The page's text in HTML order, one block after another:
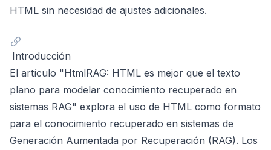
HTML sin necesidad de ajustes adicionales.
Introducción
El artículo "HtmlRAG: HTML es mejor que el texto
plano para modelar conocimiento recuperado en
sistemas RAG" explora el uso de HTML como formato
para el conocimiento recuperado en sistemas de
Generación Aumentada por Recuperación (RAG). Los